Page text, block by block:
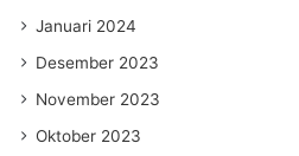
Januari 2024
Desember 2023
November 2023
Oktober 2023